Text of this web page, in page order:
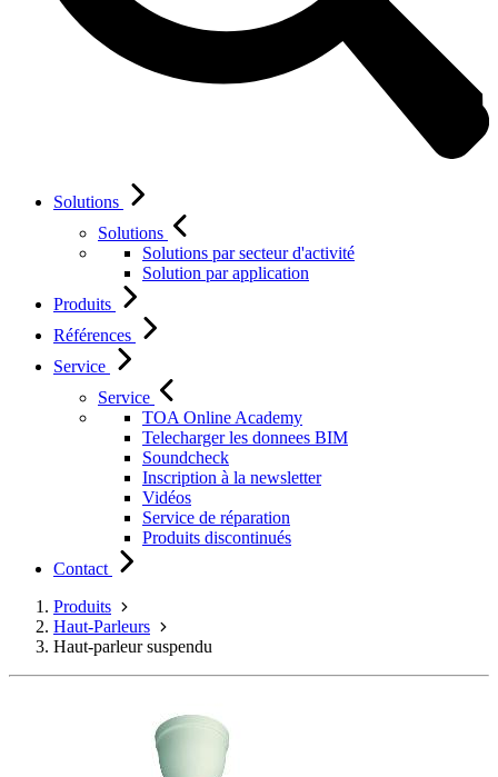
Solutions
Solutions
Solutions par secteur d'activité
Solution par application
Produits
Références
Service
Service
TOA Online Academy
Telecharger les donnees BIM
Soundcheck
Inscription à la newsletter
Vidéos
Service de réparation
Produits discontinués
Contact
Produits
Haut-Parleurs
Haut-parleur suspendu